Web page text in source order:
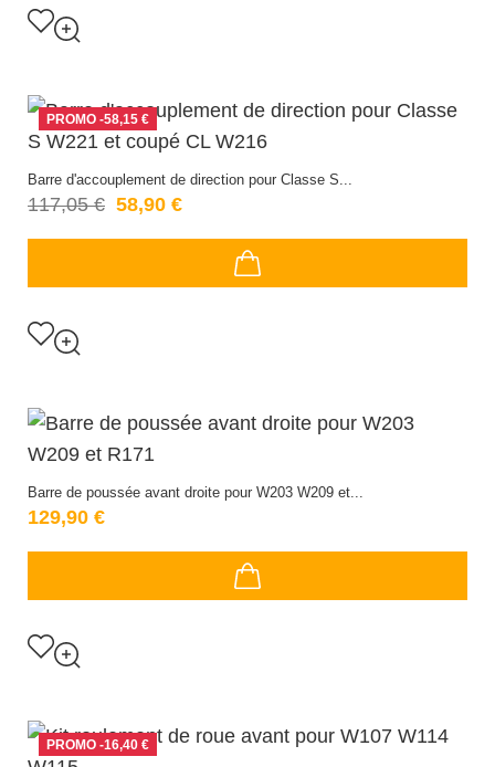
PROMO -58,15 €
Barre d'accouplement de direction pour Classe S...
117,05 € 58,90 €
Barre de poussée avant droite pour W203 W209 et...
129,90 €
PROMO -16,40 €